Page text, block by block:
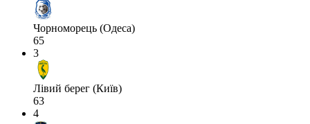
Чорноморець (Одеса)
65
3
Лівий берег (Київ)
63
4